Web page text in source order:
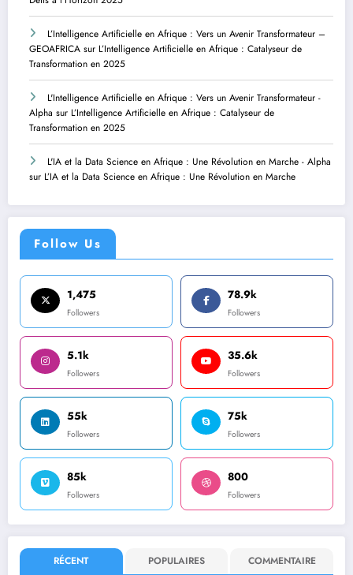
L’Intelligence Artificielle en Afrique : Vers un Avenir Transformateur –
GEOAFRICA sur L’Intelligence Artificielle en Afrique : Catalyseur de
Transformation en 2025
L'Intelligence Artificielle en Afrique : Vers un Avenir Transformateur -
Alpha sur L’Intelligence Artificielle en Afrique : Catalyseur de
Transformation en 2025
L'IA et la Data Science en Afrique : Une Révolution en Marche - Alpha
sur L’IA et la Data Science en Afrique : Une Révolution en Marche
Follow Us
1,475
Followers
78.9k
Followers
5.1k
Followers
35.6k
Followers
55k
Followers
75k
Followers
85k
Followers
800
Followers
RÉCENT POPULAIRES COMMENTAIRE